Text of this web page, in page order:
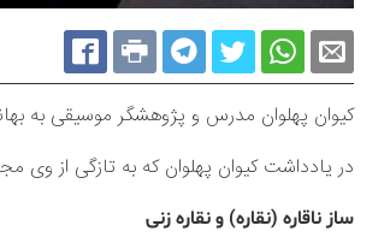
کیوان پهلوان مدرس و پژوهشگر موسیقی به
در یادداشت کیوان پهلوان که به تازگی از
ساز ناقاره (نقاره) و نقاره زنی